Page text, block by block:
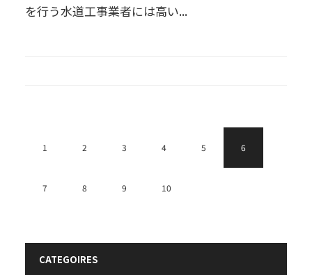
を行う水道工事業者には高い...
1 2 3 4 5 6
7 8 9 10
CATEGOIRES